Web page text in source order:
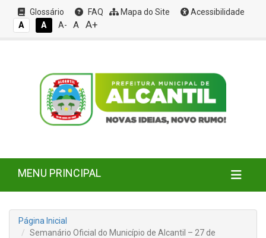
Glossário FAQ Mapa do Site
Acessibilidade
A
A A- A A+
MENU PRINCIPAL
Página Inicial
Semanário Oficial do Município de Alcantil – 27 de